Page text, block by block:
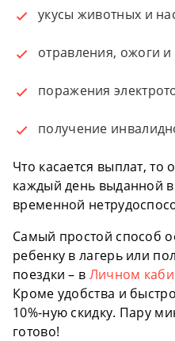
укусы животных и
отравления, ожоги
поражения
получение
Что касается выплат, то
каждый день выданной
временной
Самый простой способ
ребенку в лагерь или
поездки – в Личном
Кроме удобства и
10%-ную скидку. Пару
готово!